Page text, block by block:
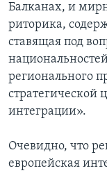
Балканах, и
риторика,
ставящая под
регионального
стратегической
интеграции».
Очевидно, что
европейская